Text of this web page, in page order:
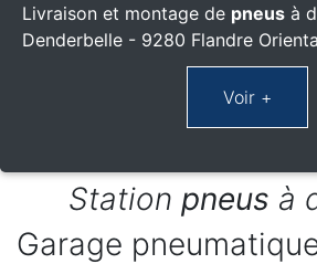
Livraison et montage de pneus à
Denderbelle - 9280 Flandre
Station pneus à
Garage